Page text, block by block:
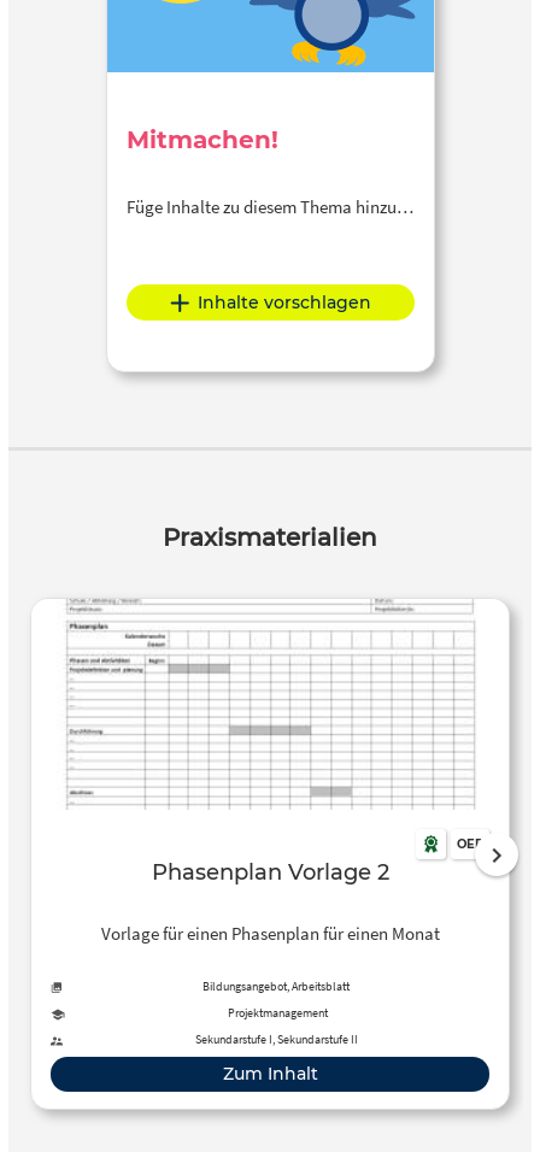
Mitmachen!
Füge Inhalte zu diesem Thema hinzu…
Inhalte vorschlagen
Praxismaterialien
OER
Phasenplan Vorlage 2
Vorlage für einen Phasenplan für einen Monat
Bildungsangebot, Arbeitsblatt
Projektmanagement
Sekundarstufe I, Sekundarstufe II
Zum Inhalt